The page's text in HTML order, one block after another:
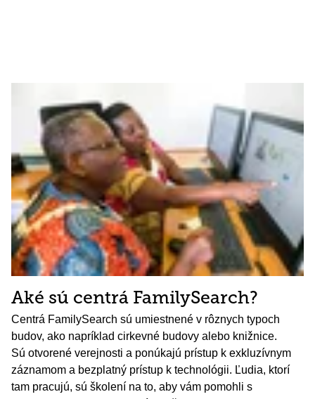
Aké sú centrá FamilySearch?
Centrá FamilySearch sú umiestnené v rôznych typoch
budov, ako napríklad cirkevné budovy alebo knižnice.
Sú otvorené verejnosti a ponúkajú prístup k exkluzívnym
záznamom a bezplatný prístup k technológii. Ľudia, ktorí
tam pracujú, sú školení na to, aby vám pomohli s